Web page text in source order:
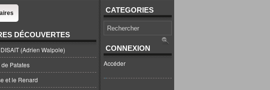
DÉCOUVERTES
(Adrien Walpole)
de Patates
et le Renard
CATEGORIES
CONNEXION
Accéder